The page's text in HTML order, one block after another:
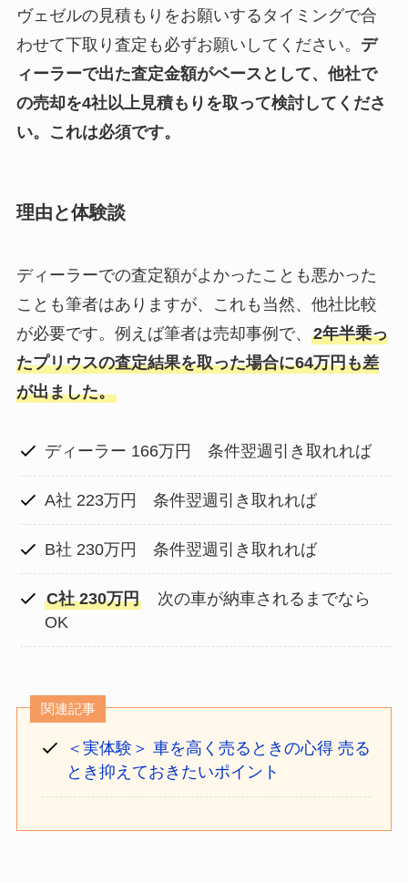
ヴェゼルの見積もりをお願いするタイミングで合
わせて下取り査定も必ずお願いしてください。 デ
ィーラーで出た査定金額がベースとして、他社で
の売却を4社以上見積もりを取って検討してくださ
い。これは必須です。
理由と体験談
ディーラーでの査定額がよかったことも悪かった
ことも筆者はありますが、これも当然、他社比較
が必要です。例えば筆者は売却事例で、 2年半乗っ
たプリウスの査定結果を取った場合に64万円も差
が出ました。
ディーラー 166万円 条件翌週引き取れれば
A社 223万円 条件翌週引き取れれば
B社 230万円 条件翌週引き取れれば
C社 230万円 次の車が納車されるまでなら
OK
関連記事
＜実体験＞ 車を高く売るときの心得 売る
とき抑えておきたいポイント